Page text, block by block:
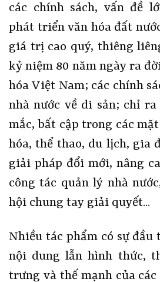
các chính sách, vấn đề
phát triển văn hóa đất
giá trị cao quý, thiêng
kỷ niệm 80 năm ngày ra
hóa Việt Nam; các chính
nhà nước về di sản; chỉ
mắc, bất cập trong các
hóa, thể thao, du lịch, gia
giải pháp đổi mới, nâng
công tác quản lý nhà
hội chung tay giải quyết...
Nhiều tác phẩm có sự đầu
nội dung lẫn hình thức,
trưng và thế mạnh của